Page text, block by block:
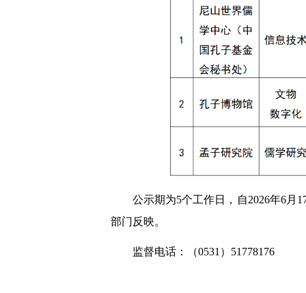
公示期为5个工作日，自2026年6月
部门反映。
监督电话：（0531）51778176